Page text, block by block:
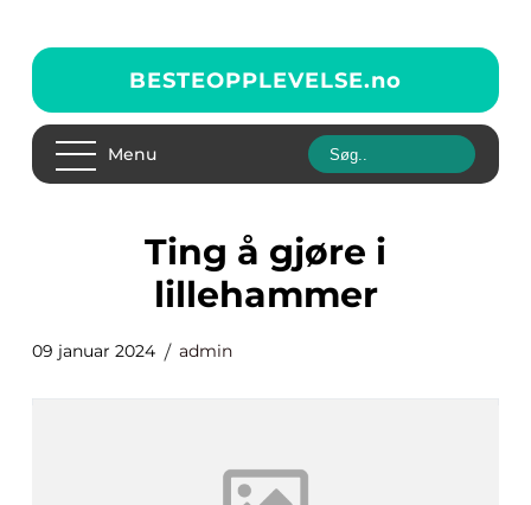
BESTEOPPLEVELSE.no
Menu
ting å gjøre i
lillehammer
09 januar 2024 admin